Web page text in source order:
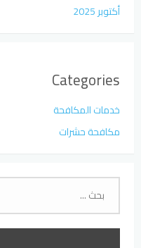
أكتوبر 2025
Categories
خدمات المكافحة
مكافحة حشرات
البحث